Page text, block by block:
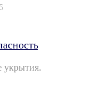
укрытия.